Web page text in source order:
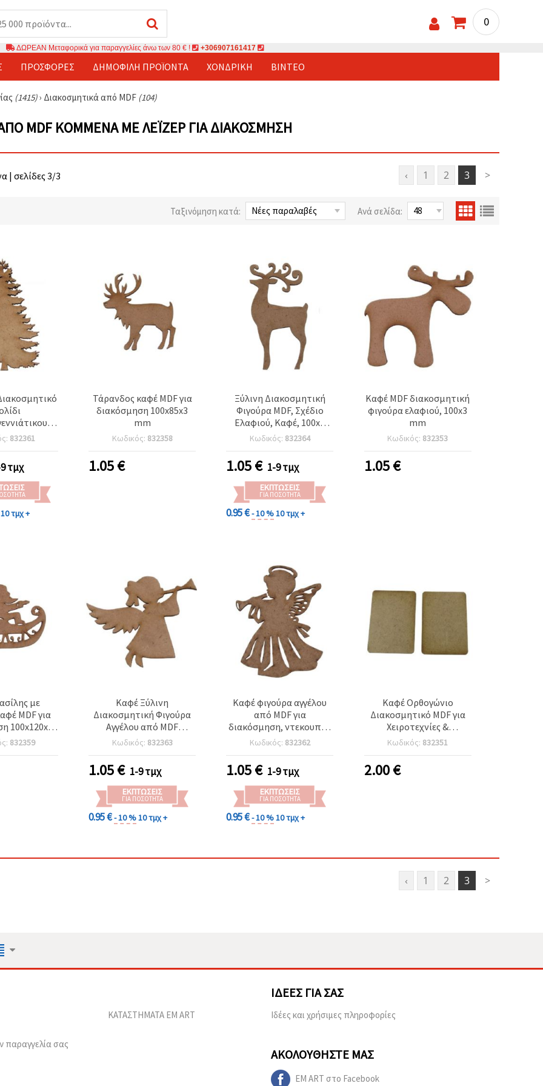
0
ΔΩΡΕΑΝ Μεταφορικά για παραγγελίες άνω των 80 € ! +306907161417
ΠΡΟΣΦΟΡΈΣ ΔΗΜΟΦΙΛΉ ΠΡΟΪΌΝΤΑ ΧΟΝΔΡΙΚΉ ΒΊΝΤΕΟ
(1415)› Διακοσμητικά από MDF (104)
MDF ΚΟΜΜΈΝΑ ΜΕ ΛΈΙΖΕΡ ΓΙΑ ΔΙΑΚΌΣΜΗΣΗ
‹ 1 2 3 >
| σελίδες 3/3
Ταξινόμηση κατά: Ανά σελίδα:
για DIY
100x55x3
832361
τμχ
10 τμχ +
Τάρανδος καφέ MDF για
διακόσμηση 100x85x3
mm
Κωδικός: 832358
1.05€
Ξύλινη Διακοσμητική
Φιγούρα MDF, Σχέδιο
Ελαφιού, Καφέ, 100x3
mm
Κωδικός: 832364
1.05€ 1-9 τμχ
ΕΚΠΤΏΣΕΙΣ
ΓΙΑ ΠΟΣΌΤΗΤΑ
0.95 €- 10 %10 τμχ +
Καφέ MDF διακοσμητική
φιγούρα ελαφιού, 100x3
mm
Κωδικός: 832353
1.05€
με
MDF για
100x120x3
832359
Καφέ Ξύλινη
Διακοσμητική Φιγούρα
Αγγέλου από MDF
105x125x3 mm για
Χειροτεχνίες
Κωδικός: 832363
1.05€ 1-9 τμχ
ΕΚΠΤΏΣΕΙΣ
ΓΙΑ ΠΟΣΌΤΗΤΑ
0.95 €- 10 %10 τμχ +
Καφέ φιγούρα αγγέλου
από MDF για
διακόσμηση, ντεκουπάζ
& χειροτεχνίες, 100x75x3
mm
Κωδικός: 832362
1.05€ 1-9 τμχ
ΕΚΠΤΏΣΕΙΣ
ΓΙΑ ΠΟΣΌΤΗΤΑ
0.95 €- 10 %10 τμχ +
Καφέ Ορθογώνιο
Διακοσμητικό MDF για
Χειροτεχνίες &
Διακόσμηση, 70x50x3
mm – Σετ 5 τεμ.
Κωδικός: 832351
2.00€
‹ 1 2 3 >
παραγγελία σας
ΚΑΤΑΣΤΗΜΑΤΑ EM ART
ΙΔΈΕΣ ΓΙΑ ΣΑΣ
Ιδέες και χρήσιμες πληροφορίες
ΑΚΟΛΟΥΘΉΣΤΕ ΜΑΣ
EM ART στο Facebook